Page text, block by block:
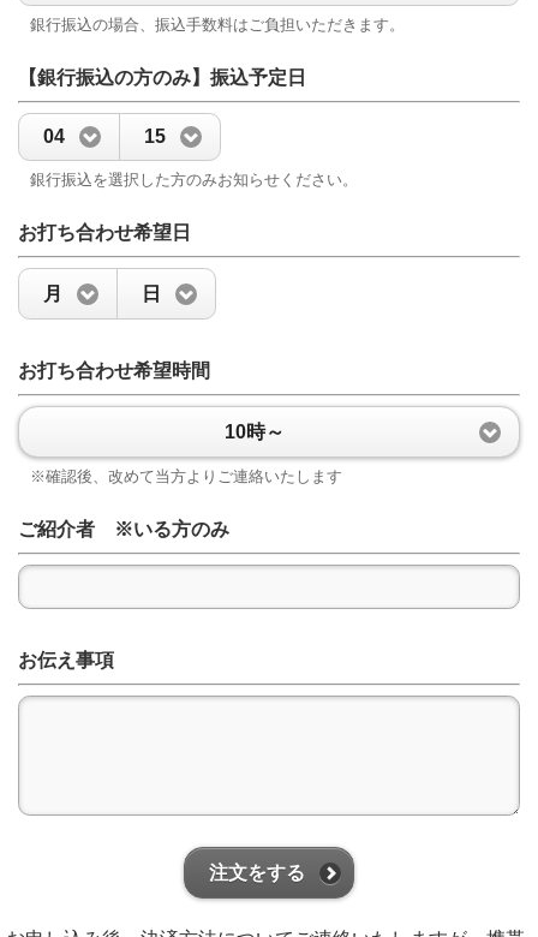
銀行振込の場合、振込手数料はご負担いただきます。
【銀行振込の方のみ】振込予定日
04 15
銀行振込を選択した方のみお知らせください。
お打ち合わせ希望日
月 日
お打ち合わせ希望時間
10時～
※確認後、改めて当方よりご連絡いたします
ご紹介者 ※いる方のみ
お伝え事項
注文をする